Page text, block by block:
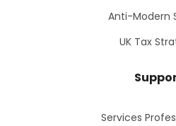
Anti-Modern
UK Tax
Services